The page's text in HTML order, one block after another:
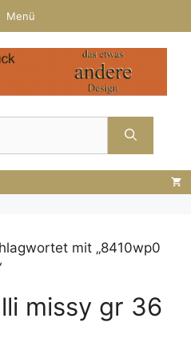
Menü
mit „8410wp0
missy gr 36